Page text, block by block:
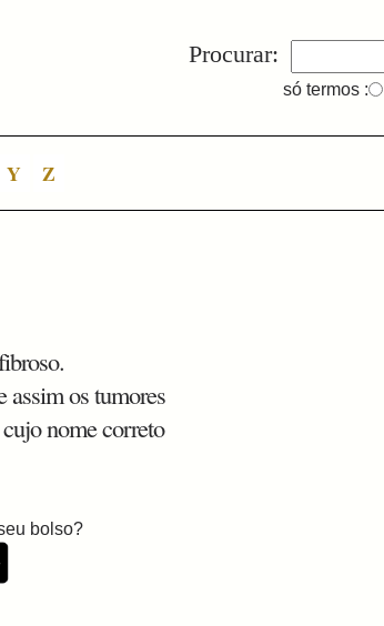
Procurar:
só termos :
Y Z
assim os tumores
nome correto
bolso?